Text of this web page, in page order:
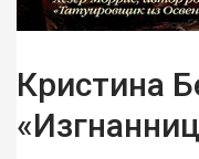
Кристина